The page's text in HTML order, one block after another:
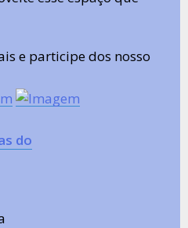
e participe dos nosso
do